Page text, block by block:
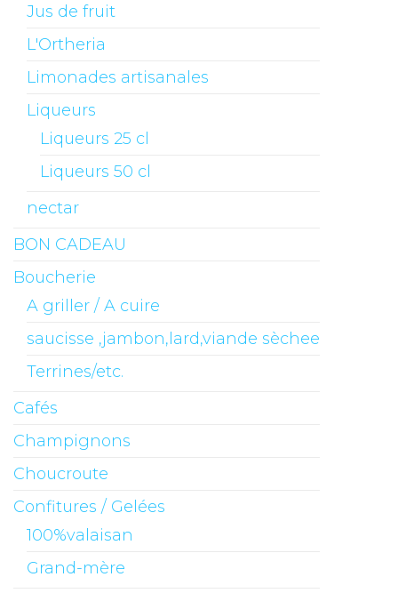
Jus de fruit
L'Ortheria
Limonades artisanales
Liqueurs
Liqueurs 25 cl
Liqueurs 50 cl
nectar
BON CADEAU
Boucherie
A griller / A cuire
saucisse ,jambon,lard,viande sèchee
Terrines/etc.
Cafés
Champignons
Choucroute
Confitures / Gelées
100%valaisan
Grand-mère